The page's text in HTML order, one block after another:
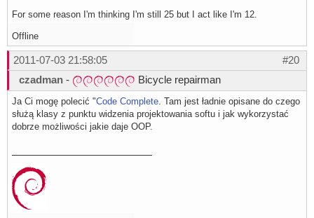
For some reason I'm thinking I'm still 25 but I act like I'm 12.
Offline
#20
2011-07-03 21:58:05
czadman - Bicycle repairman
Ja Ci mogę polecić "Code Complete . Tam jest ładnie opisane do czego
służą klasy z punktu widzenia projektowania softu i jak wykorzystać
dobrze możliwości jakie daje OOP.